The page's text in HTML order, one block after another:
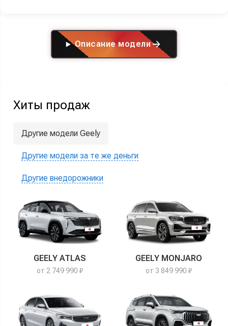
Описание модели
Хиты продаж
Другие модели Geely
Другие модели за те же деньги
Другие внедорожники
GEELY ATLAS
от 2 749 990 ₽
GEELY MONJARO
от 3 849 990 ₽